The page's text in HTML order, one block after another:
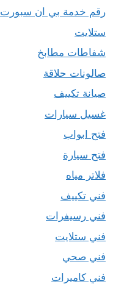
رقم خدمة بي ان سبورت
ستلايت
شفاطات مطابخ
صالونات حلاقة
صيانة تكييف
غسيل سيارات
فتح ابواب
فتح سيارة
فلاتر مياه
فني تكييف
فني رسيفرات
فني ستلايت
فني صحي
فني كاميرات